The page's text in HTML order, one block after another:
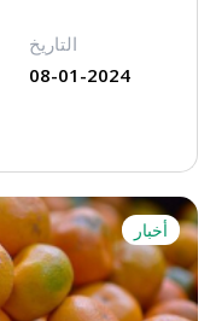
التاريخ
08-01-2024
أخبار